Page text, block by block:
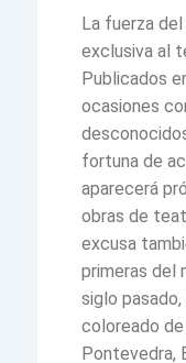
La fuerza
exclusiva al
Publicados
ocasiones
fortuna de
aparecerá
obras de
excusa
primeras del
siglo
coloreado
Pontevedra,